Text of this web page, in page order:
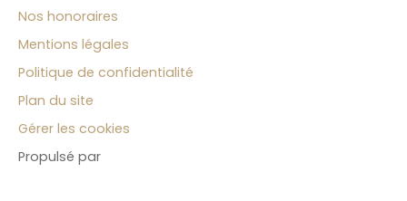
Nos honoraires
Mentions légales
Politique de confidentialité
Plan du site
Gérer les cookies
Propulsé par